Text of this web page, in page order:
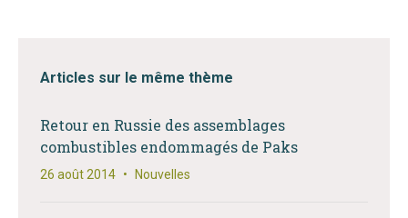
Articles sur le même thème
Retour en Russie des assemblages
combustibles endommagés de Paks
26 août 2014 • Nouvelles